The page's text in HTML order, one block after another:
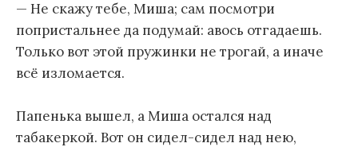
— Не скажу тебе, Миша; сам посмотри
попристальнее да подумай: авось отгадаешь.
Только вот этой пружинки не трогай, а иначе
всё изломается.
Папенька вышел, а Миша остался над
табакеркой. Вот он сидел-сидел над нею,